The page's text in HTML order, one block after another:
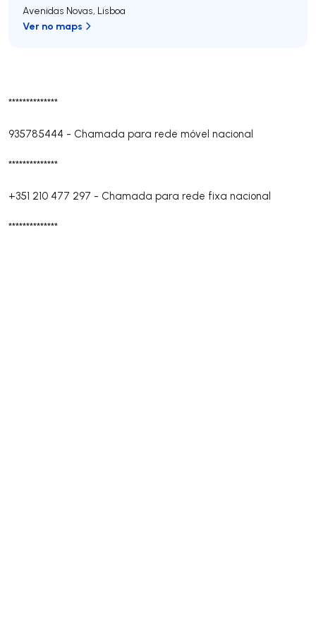
**************
935785444 - Chamada para rede móvel nacional
**************
+351 210 477 297 - Chamada para rede fixa nacional
**************
Avenidas Novas, Lisboa
Ver no maps